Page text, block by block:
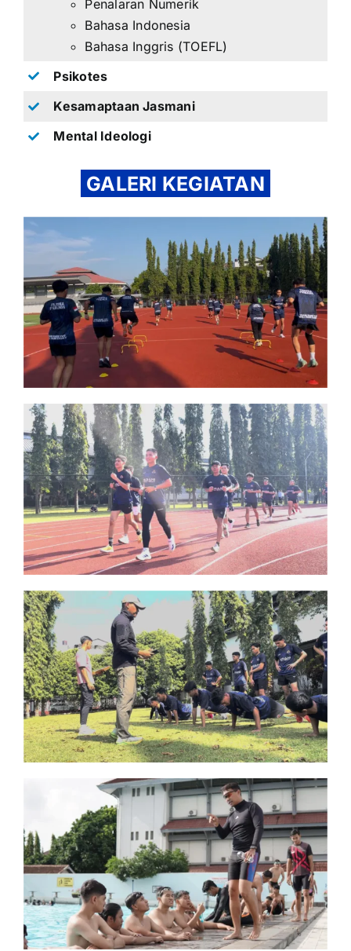
Penalaran Numerik
Bahasa Indonesia
Bahasa Inggris (TOEFL)
Psikotes
Kesamaptaan Jasmani
Mental Ideologi
GALERI KEGIATAN